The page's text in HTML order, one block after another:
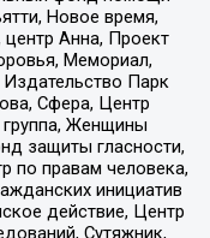
Новое время,
центр Анна, Проект
Мемориал,
Парк
Сфера, Центр
Женщины
защиты гласности,
по правам человека,
инициатив
действие, Центр
Сутяжник,